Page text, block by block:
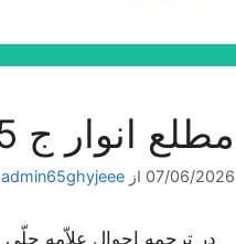
مطلع انوار ج 5
07/06/2026 از admin65ghyjeee